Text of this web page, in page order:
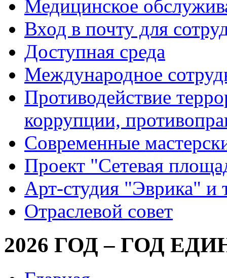
Медицинское
Вход в почту для
Доступная среда
Международное
Противодействие
коррупции,
Современные
Проект "Сетевая
Арт-студия "Эврика" и
Отраслевой совет
2026 ГОД – ГОД